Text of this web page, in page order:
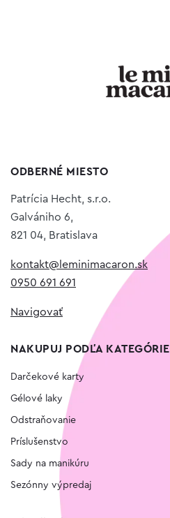
ODBERNÉ MIESTO
Patrícia Hecht, s.r.o.
Galvániho 6,
821 04, Bratislava
kontakt@leminimacaron.sk
0950 691 691
Navigovať
NAKUPUJ PODĽA KATEGÓRIE
Darčekové karty
Gélové laky
Odstraňovanie
Príslušenstvo
Sady na manikúru
Sezónny výpredaj